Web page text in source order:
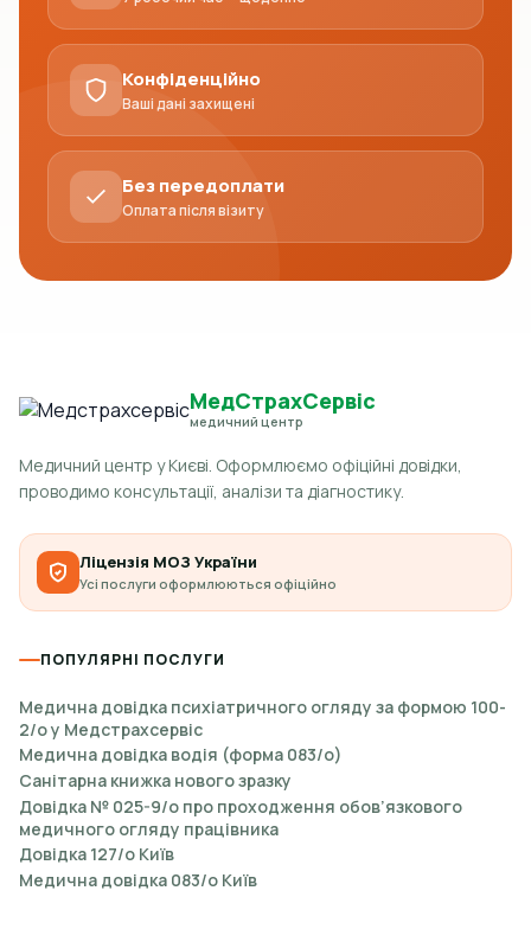
співробітників за вказаними контактами.
Ціна консультативного висновку спеціаліста –
1000 грн.
Конфіденційно
Ваші дані захищені
Без передоплати
Оплата після візиту
МедСтрахСервіс
медичний центр
Медичний центр у Києві. Оформлюємо офіційні довідки,
проводимо консультації, аналізи та діагностику.
Ліцензія МОЗ України
Усі послуги оформлюються офіційно
ПОПУЛЯРНІ ПОСЛУГИ
Медична довідка психіатричного огляду за формою 100-
2/о у Медстрахсервіс
Медична довідка водія (форма 083/о)
Санітарна книжка нового зразку
Довідка № 025-9/о про проходження обов’язкового
медичного огляду працівника
Довідка 127/о Київ
Медична довідка 083/о Київ